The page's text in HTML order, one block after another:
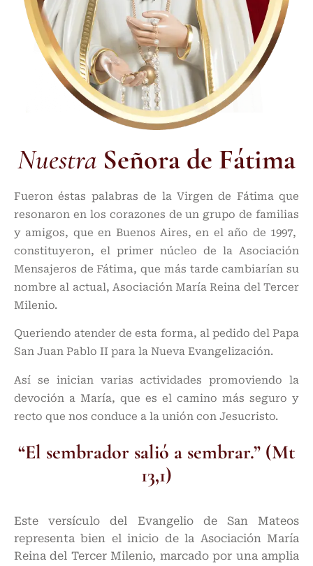
Nuestra Señora de Fátima
Fueron éstas palabras de la Virgen de Fátima que
resonaron en los corazones de un grupo de familias
y amigos, que en Buenos Aires, en el año de 1997,
constituyeron, el primer núcleo de la Asociación
Mensajeros de Fátima, que más tarde cambiarían su
nombre al actual, Asociación María Reina del Tercer
Milenio.
Queriendo atender de esta forma, al pedido del Papa
San Juan Pablo II para la Nueva Evangelización.
Así se inician varias actividades promoviendo la
devoción a María, que es el camino más seguro y
recto que nos conduce a la unión con Jesucristo.
“El sembrador salió a sembrar.” (Mt
13,1)
Este versículo del Evangelio de San Mateos
representa bien el inicio de la Asociación María
Reina del Tercer Milenio, marcado por una amplia